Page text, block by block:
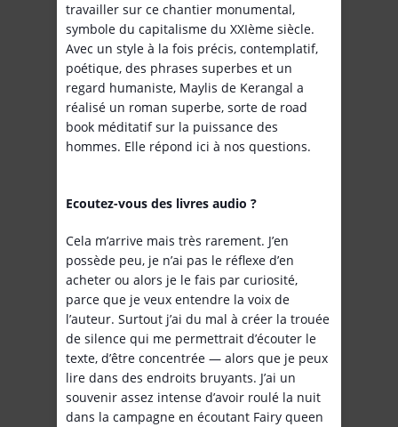
travailler sur ce chantier monumental,
symbole du capitalisme du XXIème siècle.
Avec un style à la fois précis, contemplatif,
poétique, des phrases superbes et un
regard humaniste, Maylis de Kerangal a
réalisé un roman superbe, sorte de road
book méditatif sur la puissance des
hommes. Elle répond ici à nos questions.
Ecoutez-vous des livres audio ?
Cela m’arrive mais très rarement. J’en
possède peu, je n’ai pas le réflexe d’en
acheter ou alors je le fais par curiosité,
parce que je veux entendre la voix de
l’auteur. Surtout j’ai du mal à créer la trouée
de silence qui me permettrait d’écouter le
texte, d’être concentrée — alors que je peux
lire dans des endroits bruyants. J’ai un
souvenir assez intense d’avoir roulé la nuit
dans la campagne en écoutant Fairy queen